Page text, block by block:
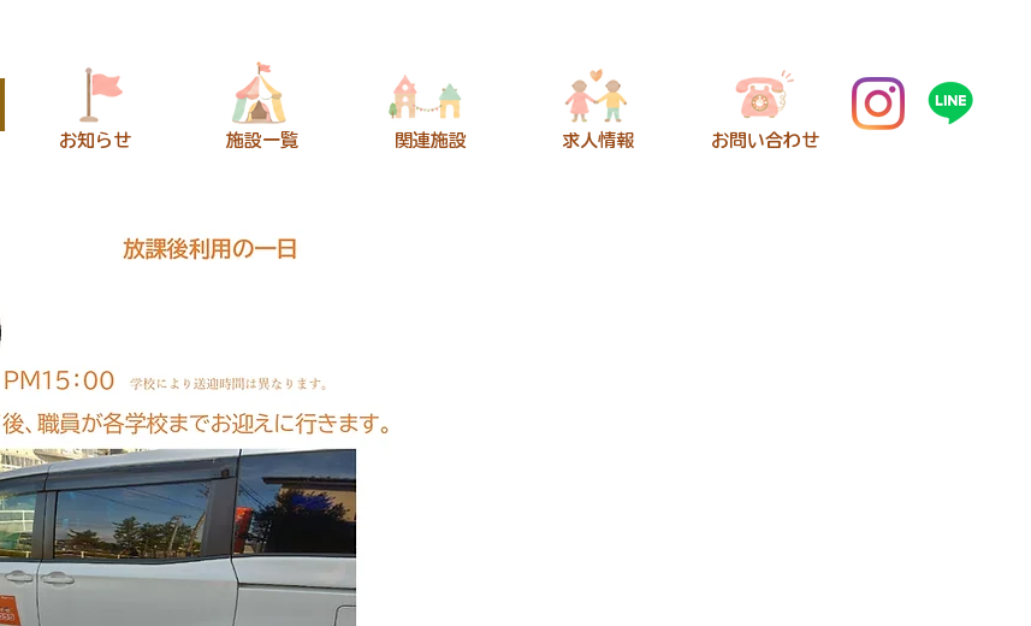
​お知らせ ​施設一覧 ​関連施設 ​求人情報 ​お問い合わせ